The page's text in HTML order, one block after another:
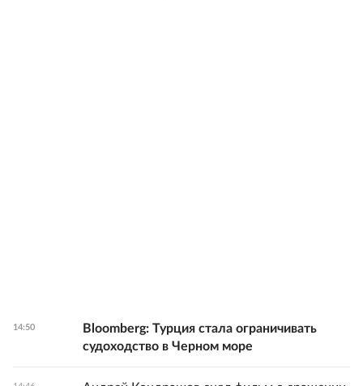
14:50
Bloomberg: Турция стала ограничивать
судоходство в Черном море